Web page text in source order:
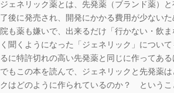
ジェネリック薬とは、先発薬（ブランド薬）
了後に発売され、開発にかかる費用が少ない
院も薬も嫌いで、出来るだけ「行かない・飲
く聞くようになった「ジェネリック」につい
るに特許切れの高い先発薬と同じに作ってあ
でもこの本を読んで、ジェネリックと先発薬
クはどのように作られているのか？ という